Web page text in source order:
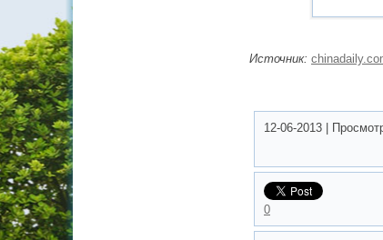
Источник:
12-06-2013
0